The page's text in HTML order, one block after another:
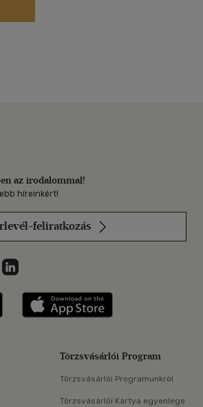
az irodalommal!
híreinkért!
feliratkozás
on
az Instagramon
Libri a LinkedInen
Libri applikáció Szerezd meg: Google
Törzsvásárlói Program
Törzsvásárlói Programunkról
Törzsvásárlói Kártya egyenlege